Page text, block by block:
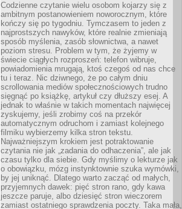
Codzienne czytanie wielu osobom kojarzy się z
ambitnym postanowieniem noworocznym, które
kończy się po tygodniu. Tymczasem to jeden z
najprostszych nawyków, które realnie zmieniają
sposób myślenia, zasób słownictwa, a nawet
poziom stresu. Problem w tym, że żyjemy w
świecie ciągłych rozproszeń: telefon wibruje,
powiadomienia mrugają, ktoś czegoś od nas chce
tu i teraz. Nic dziwnego, że po całym dniu
scrollowania mediów społecznościowych trudno
sięgnąć po książkę, artykuł czy dłuższy esej. A
jednak to właśnie w takich momentach najwięcej
zyskujemy, jeśli zrobimy coś na przekór
automatycznym odruchom i zamiast kolejnego
filmiku wybierzemy kilka stron tekstu.
Najważniejszym krokiem jest potraktowanie
czytania nie jak „zadania do odhaczenia”, ale jak
czasu tylko dla siebie. Gdy myślimy o lekturze jak
o obowiązku, mózg instynktownie szuka wymówki,
by jej uniknąć. Dlatego warto zacząć od małych,
przyjemnych dawek: pięć stron rano, gdy kawa
jeszcze paruje, albo dziesięć stron wieczorem
zamiast ostatniego sprawdzenia poczty. Taka mała,